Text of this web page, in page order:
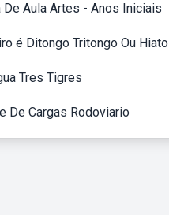
De Aula Artes - Anos Iniciais
é Ditongo Tritongo Ou Hiato
Tres Tigres
De Cargas Rodoviario